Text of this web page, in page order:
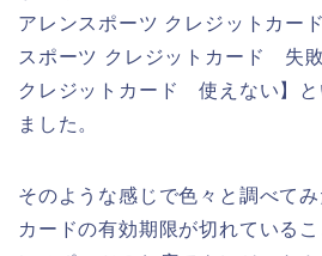
アレンスポーツ クレジットカー
スポーツ クレジットカード 失
クレジットカード 使えない】と
ました。
そのような感じで色々と調べて
カードの有効期限が切れている